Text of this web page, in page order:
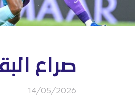
صراع
14/05/2026